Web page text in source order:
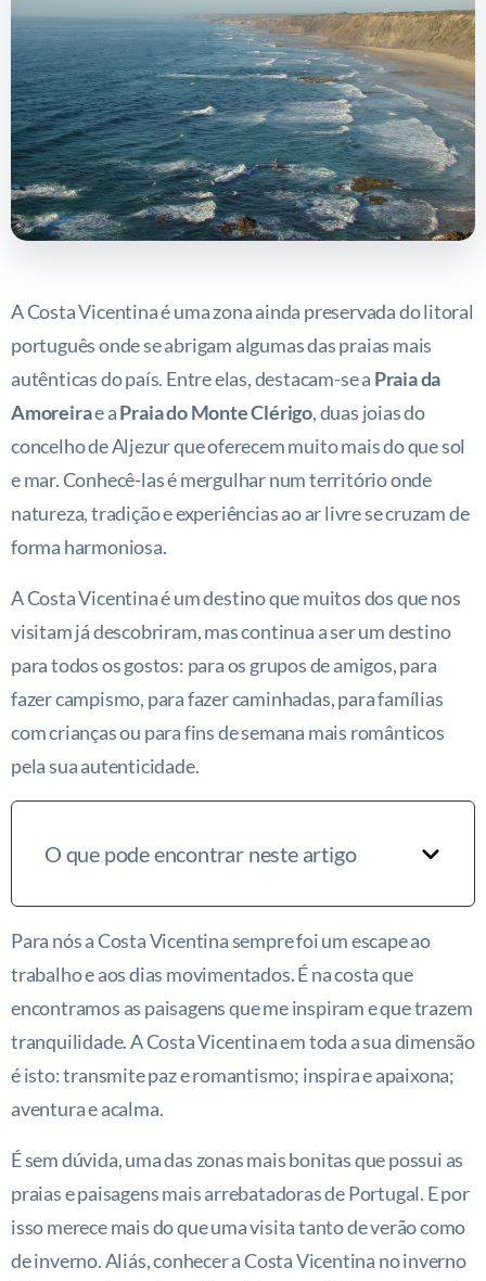
A Costa Vicentina é uma zona ainda preservada do litoral
português onde se abrigam algumas das praias mais
autênticas do país. Entre elas, destacam-se a Praia da
Amoreirae aPraia do Monte Clérigo, duas joias do
concelho de Aljezur que oferecem muito mais do que sol
e mar. Conhecê-las é mergulhar num território onde
natureza, tradição e experiências ao ar livre se cruzam de
forma harmoniosa.
A Costa Vicentina é um destino que muitos dos que nos
visitam já descobriram, mas continua a ser um destino
para todos os gostos: para os grupos de amigos, para
fazer campismo, para fazer caminhadas, para famílias
com crianças ou para fins de semana mais românticos
pela sua autenticidade.
O que pode encontrar neste artigo
Para nós a Costa Vicentina sempre foi um escape ao
trabalho e aos dias movimentados. É na costa que
encontramos as paisagens que me inspiram e que trazem
tranquilidade. A Costa Vicentina em toda a sua dimensão
é isto: transmite paz e romantismo; inspira e apaixona;
aventura e acalma.
É sem dúvida, uma das zonas mais bonitas que possui as
praias e paisagens mais arrebatadoras de Portugal. E por
isso merece mais do que uma visita tanto de verão como
de inverno. Aliás, conhecer a Costa Vicentina no inverno